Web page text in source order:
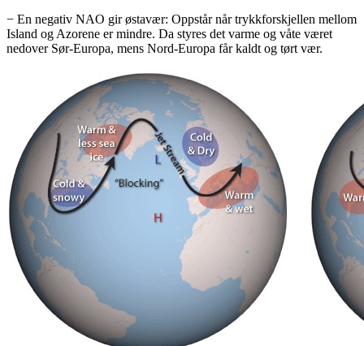
− En negativ NAO gir østavær: Oppstår når trykkforskjellen mellom
Island og Azorene er mindre. Da styres det varme og våte været
nedover Sør-Europa, mens Nord-Europa får kaldt og tørt vær.